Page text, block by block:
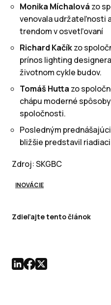
Monika Míchalová zo
venovala udržateľnosti
trendom v osvetľovaní
Richard Kačíkzo
prínos lighting
životnom cykle budov.
Tomáš Hutta zo
chápu moderné
spoločnosti.
Posledným
bližšie predstavil
Zdroj: SKGBC
INOVÁCIE
Zdieľajte tento článok